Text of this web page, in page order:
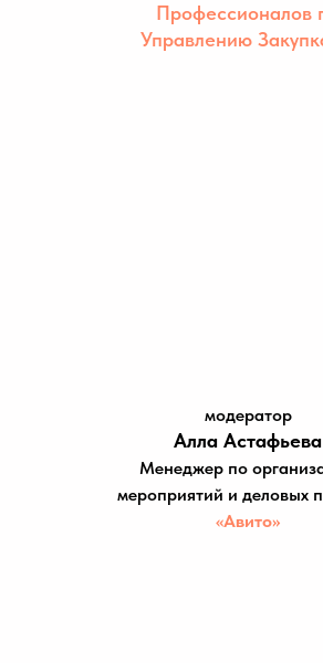
Профессионалов
Управлению
модератор
Алла Астафьева
Менеджер по
мероприятий и деловых
«Авито»